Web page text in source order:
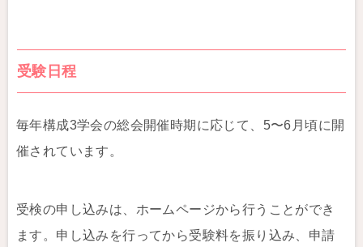
受験日程
毎年構成3学会の総会開催時期に応じて、5〜6月頃に開
催されています。
受検の申し込みは、ホームページから行うことができ
ます。申し込みを行ってから受験料を振り込み、申請